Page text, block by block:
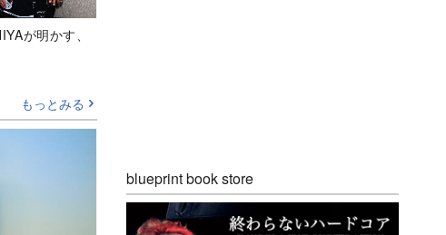
が明かす、
もっとみる
blueprint book store